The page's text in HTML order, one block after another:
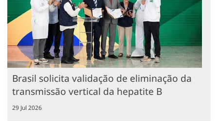
Brasil solicita validação de eliminação da
transmissão vertical da hepatite B
29 Jul 2026